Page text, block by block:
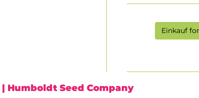
Einkauf
| Humboldt Seed Company